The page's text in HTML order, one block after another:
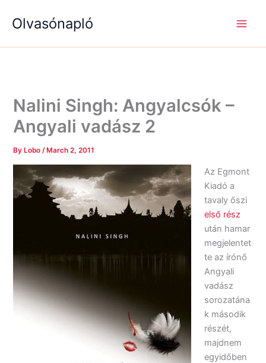
Olvasónapló
Nalini Singh: Angyalcsók –
Angyali vadász 2
By Lobo/ March 2, 2011
Az Egmont
Kiadó a
tavaly őszi
első rész
után hamar
megjelentet
te az írónő
Angyali
vadász
sorozatána
k második
részét,
majdnem
egyidőben
e
a
é
g
k
é
g
k